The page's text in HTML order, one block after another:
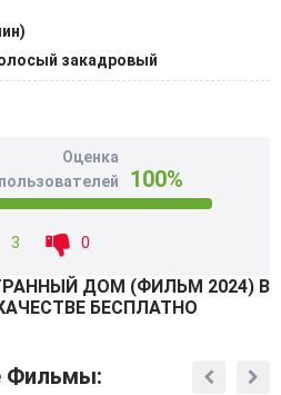
тайнах жилища. @Filmix.fan
закадровый
Оценка
пользователей
100%
3 0
ДОМ (ФИЛЬМ 2024) В
БЕСПЛАТНО
Фильмы: